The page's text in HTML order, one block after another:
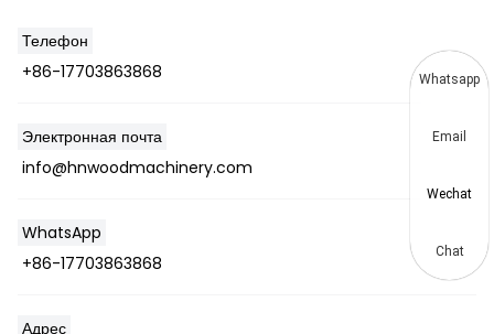
Телефон
+86-17703863868
Электронная почта
info@hnwoodmachinery.com
WhatsApp
+86-17703863868
Адрес
Whatsapp
Email
Wechat
Chat